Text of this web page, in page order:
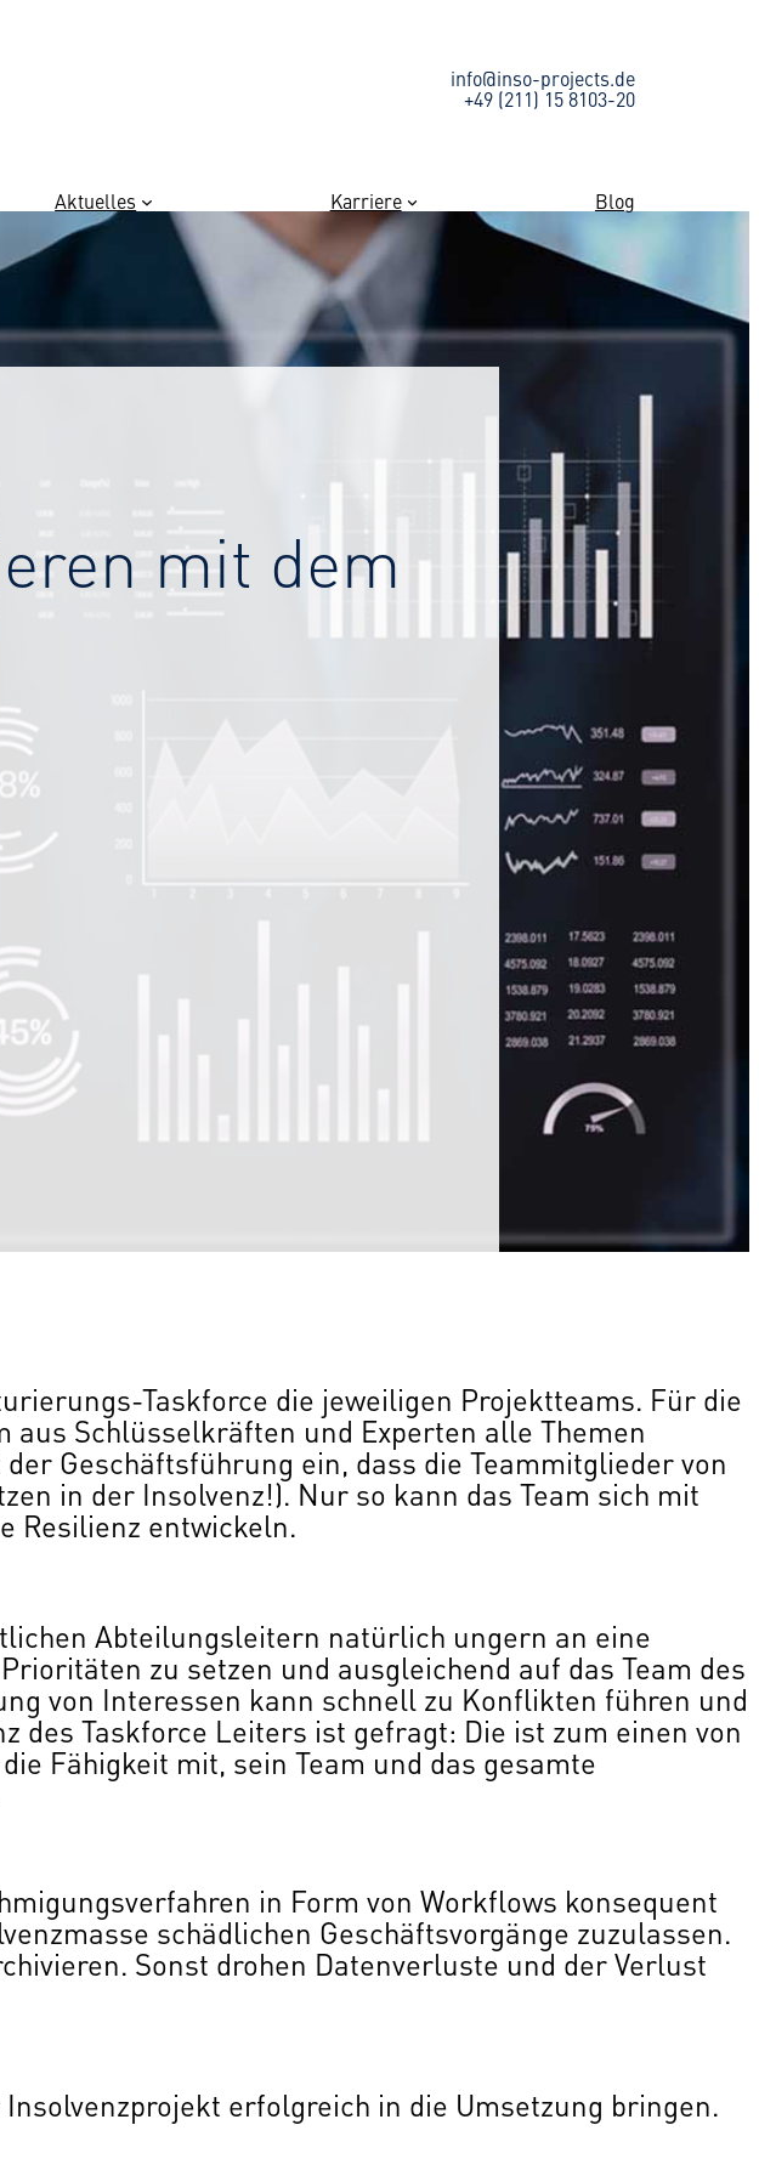
info@inso-projects.de
+49 (211) 15 8103-20
Aktuelles Karriere Blog
mit dem
Taskforce die jeweiligen Projektteams. Für die
Schlüsselkräften und Experten alle Themen
Geschäftsführung ein, dass die Teammitglieder von
in der Insolvenz!). Nur so kann das Team sich mit
Resilienz entwickeln.
Abteilungsleitern natürlich ungern an eine
zu setzen und ausgleichend auf das Team des
von Interessen kann schnell zu Konflikten führen und
des Taskforce Leiters ist gefragt: Die ist zum einen von
Fähigkeit mit, sein Team und das gesamte
in Form von Workflows konsequent
schädlichen Geschäftsvorgänge zuzulassen.
Sonst drohen Datenverluste und der Verlust
erfolgreich in die Umsetzung bringen.